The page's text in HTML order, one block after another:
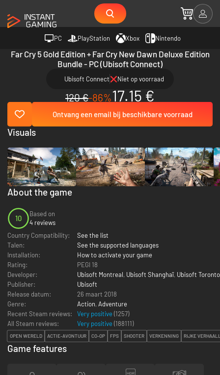
PC PlayStation Xbox Nintendo
Far Cry 5 Gold Edition + Far Cry New Dawn Deluxe Edition
Bundle - PC (Ubisoft Connect)
Ubisoft Connect Niet op voorraad
120 €-86%17.15 €
Ontvang een email bij beschikbare voorraad
About the game
10
Based on
4 reviews
Country Compatibility:
See the list
Talen:
See the supported languages
Installation:
How to activate your game
Rating:
PEGI 18
Developer:
Ubisoft Montreal, Ubisoft Shanghaï, Ubisoft Toronto
Publisher:
Ubisoft
Release datum:
26 maart 2018
Genre:
Action, Adventure
Recent Steam reviews:
Very positive (1257)
All Steam reviews:
Very positive (188111)
OPEN WERELD ACTIE-AVONTUUR CO-OP FPS SHOOTER VERKENNING RIJKE
Visuals
Game features